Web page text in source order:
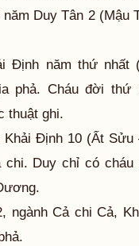
Duy Tân 2 (Mậu
Định năm thứ
phả. Cháu đời thứ
thuật ghi.
Định 10 (Ất
chi. Duy chỉ có
ngành Cả chi Cả,